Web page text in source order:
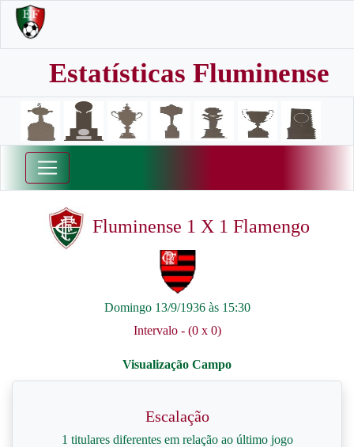
Estatísticas Fluminense
Fluminense 1 X 1 Flamengo
Domingo 13/9/1936 às 15:30
Intervalo - (0 x 0)
Escalação
1 titulares diferentes em relação ao último jogo